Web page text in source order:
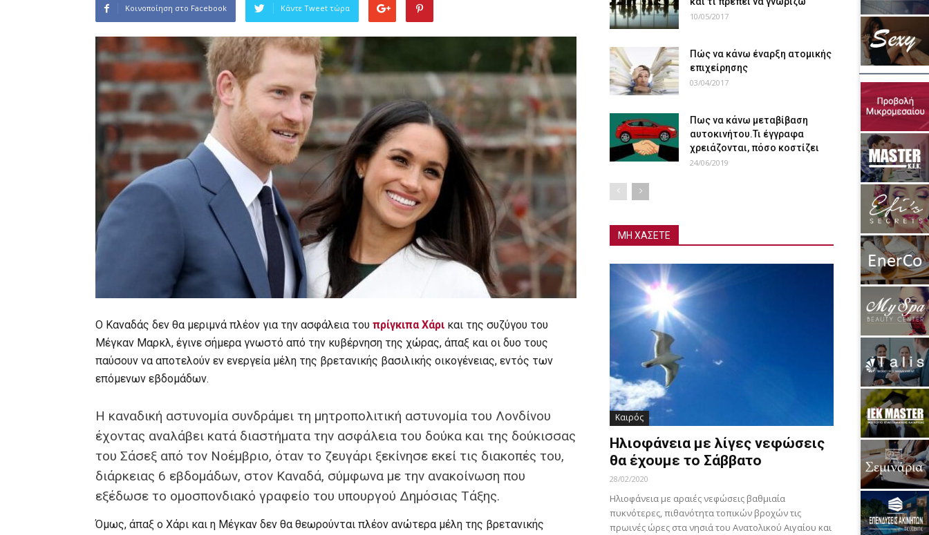
Κοινοποίηση στο Facebook Κάντε Tweet τώρα
Ο Καναδάς δεν θα μεριμνά πλέον για την ασφάλεια του πρίγκιπα Χάρι και της συζύγου του
Μέγκαν Μαρκλ, έγινε σήμερα γνωστό από την κυβέρνηση της χώρας, άπαξ και οι δυο τους
παύσουν να αποτελούν εν ενεργεία μέλη της βρετανικής βασιλικής οικογένειας, εντός των
επόμενων εβδομάδων.
Η καναδική αστυνομία συνδράμει τη μητροπολιτική αστυνομία του Λονδίνου
έχοντας αναλάβει κατά διαστήματα την ασφάλεια του δούκα και της δούκισσας
του Σάσεξ από τον Νοέμβριο, όταν το ζευγάρι ξεκίνησε εκεί τις διακοπές του,
διάρκειας 6 εβδομάδων, στον Καναδά, σύμφωνα με την ανακοίνωση που
εξέδωσε το ομοσπονδιακό γραφείο του υπουργού Δημόσιας Τάξης.
Όμως, άπαξ ο Χάρι και η Μέγκαν δεν θα θεωρούνται πλέον ανώτερα μέλη της βρετανικής
10/05/2017
Πώς να κάνω έναρξη ατομικής
επιχείρησης
03/04/2017
Πως να κάνω μεταβίβαση
αυτοκινήτου.Τι έγγραφα
χρειάζονται, πόσο κοστίζει
24/06/2019
ΜΗ ΧΑΣΕΤΕ
Καιρός
Ηλιοφάνεια με λίγες νεφώσεις
θα έχουμε το Σάββατο
28/02/2020
Ηλιοφάνεια με αραιές νεφώσεις βαθμιαία
πυκνότερες, πιθανότητα τοπικών βροχών τις
πρωινές ώρες στα νησιά του Ανατολικού Αιγαίου και